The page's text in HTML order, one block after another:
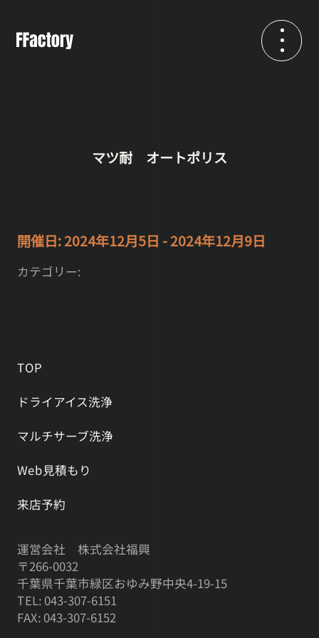
マツ耐 オートポリス
開催日: 2024年12月5日 - 2024年12月9日
カテゴリー:
TOP
ドライアイス洗浄
マルチサーブ洗浄
Web見積もり
来店予約
運営会社 株式会社福興
〒266-0032
千葉県千葉市緑区おゆみ野中央4-19-15
TEL: 043-307-6151
FAX: 043-307-6152